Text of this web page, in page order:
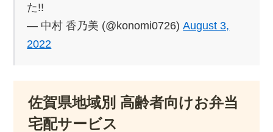
た!!
— 中村 香乃美 (@konomi0726)August 3,
2022
佐賀県地域別 高齢者向けお弁当
宅配サービス